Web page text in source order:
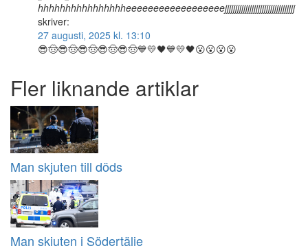
hhhhhhhhhhhhhhhheeeeeeeeeeeeeeeeeejjjjjjjjjjjjjjjjjjjjjjjjjjjjjjjjjj
skriver:
27 augusti, 2025 kl. 13:10
😎🤠😎🤠😎🤠😎🤠😎🤠💙💛🖤💙💛🖤😮😮😮😮
Fler liknande artiklar
Man skjuten till döds
Man skjuten i Södertälje